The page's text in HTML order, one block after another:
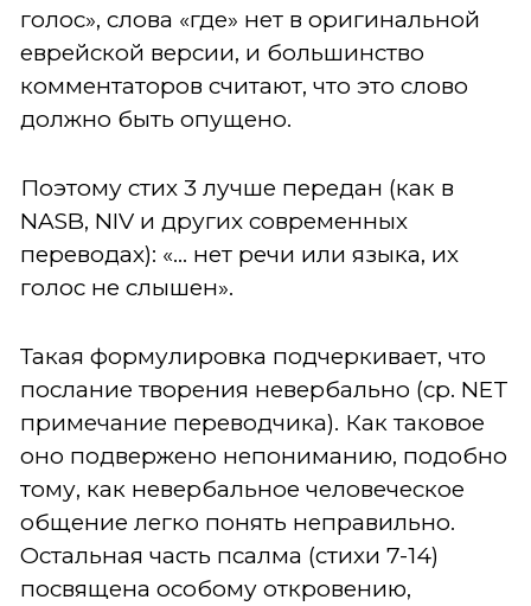
голос», слова «где» нет в оригинальной
еврейской версии, и большинство
комментаторов считают, что это слово
должно быть опущено.
Поэтому стих 3 лучше передан (как в
NASB, NIV и других современных
переводах): «… нет речи или языка, их
голос не слышен».
Такая формулировка подчеркивает, что
послание творения невербально (ср. NET
примечание переводчика). Как таковое
оно подвержено непониманию, подобно
тому, как невербальное человеческое
общение легко понять неправильно.
Остальная часть псалма (стихи 7-14)
посвящена особому откровению,